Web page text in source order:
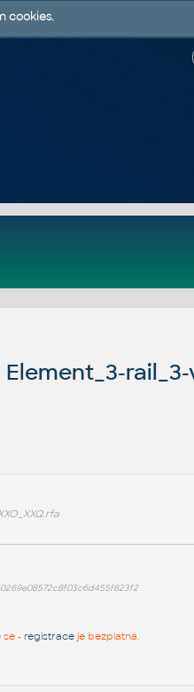
se - registraceje bezplatná.
cookies.